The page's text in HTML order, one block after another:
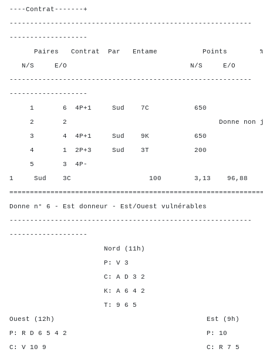
----Contrat-------+
-----------------------------------------------------------
-------------------
Paires Contrat Par Entame Points %
N/S E/O N/S E/O N/
-----------------------------------------------------------
-------------------
1 6 4P+1 Sud 7C 650
2 2 Donne non
3 4 4P+1 Sud 9K 650
4 1 2P+3 Sud 3T 200
5 3 4P-
1 Sud 3C 100 3,13 96,88
Donne n° 6 - Est donneur - Est/Ouest vulnérables
-----------------------------------------------------------
-------------------
Nord (11h)
P: V 3
C: A D 3 2
K: A 6 4 2
T: 9 6 5
Ouest (12h) Est (9h)
P: R D 6 5 4 2 P:
C: V 10 9 C: R